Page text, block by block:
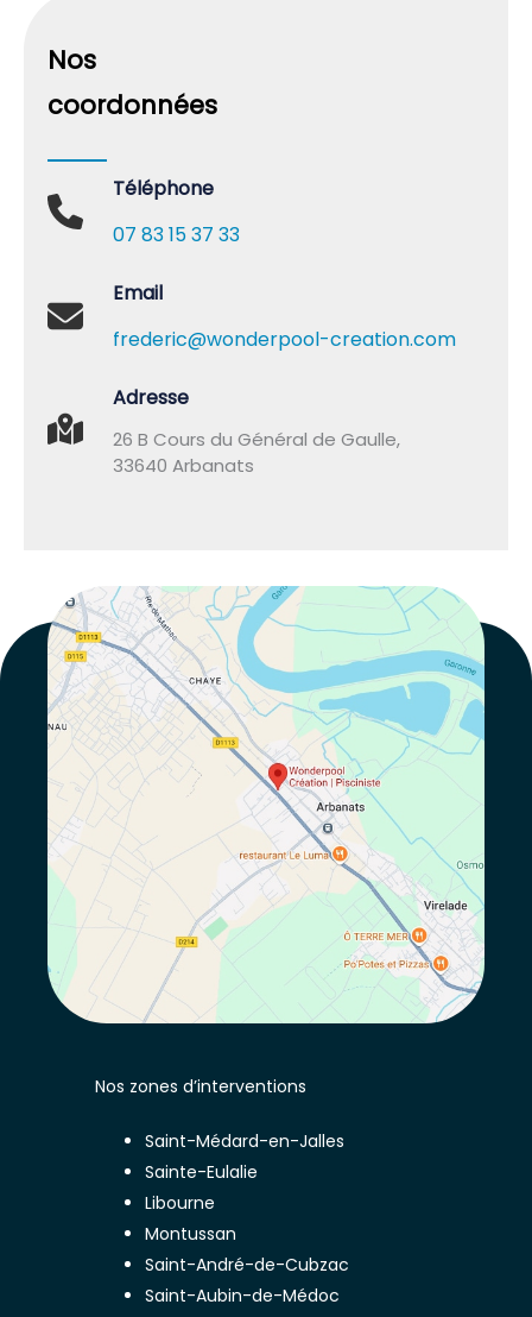
Nos
coordonnées
Téléphone
07 83 15 37 33
Email
frederic@wonderpool-creation.com
Adresse
26 B Cours du Général de Gaulle,
33640 Arbanats
Nos zones d’interventions
Saint-Médard-en-Jalles
Sainte-Eulalie
Libourne
Montussan
Saint-André-de-Cubzac
Saint-Aubin-de-Médoc